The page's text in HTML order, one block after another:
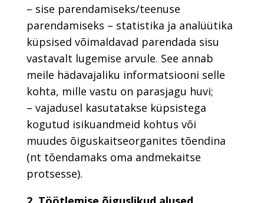
– sise parendamiseks/teenuse
parendamiseks – statistika ja analüütika
küpsised võimaldavad parendada sisu
vastavalt lugemise arvule. See annab
meile hädavajaliku informatsiooni selle
kohta, mille vastu on parasjagu huvi;
– vajadusel kasutatakse küpsistega
kogutud isikuandmeid kohtus või
muudes õiguskaitseorganites tõendina
(nt tõendamaks oma andmekaitse
protsesse).